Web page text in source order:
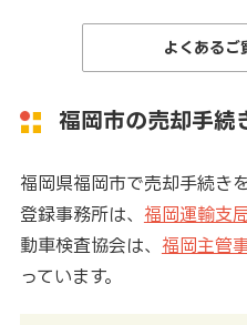
よくあるご
福岡市の売却手続
福岡県福岡市で売却手続き
登録事務所は、 福岡運輸支
動車検査協会は、 福岡主管
っています。